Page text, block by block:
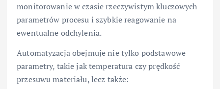
monitorowanie w czasie rzeczywistym kluczowych
parametrów procesu i szybkie reagowanie na
ewentualne odchylenia.
Automatyzacja obejmuje nie tylko podstawowe
parametry, takie jak temperatura czy prędkość
przesuwu materiału, lecz także: